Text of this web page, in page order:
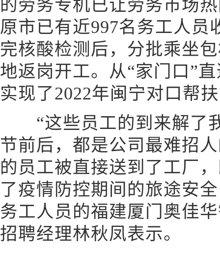
的劳务专机已让劳务市场
原市已有近997名务工人员
完核酸检测后，分批乘坐
地返岗开工。从“家门口”
实现了2022年闽宁对口帮
“这些员工的到来解了
节前后，都是公司最难招
的员工被直接送到了工厂
了疫情防控期间的旅途安
务工人员的福建厦门奥佳
招聘经理林秋凤表示。